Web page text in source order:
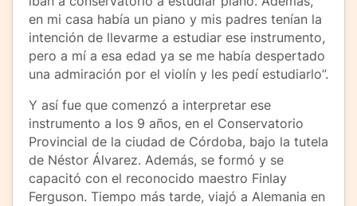
en mi casa había un piano y mis padres tenían la
intención de llevarme a estudiar ese instrumento,
pero a mí a esa edad ya se me había despertado
una admiración por el violín y les pedí estudiarlo”.
Y así fue que comenzó a interpretar ese
instrumento a los 9 años, en el Conservatorio
Provincial de la ciudad de Córdoba, bajo la tutela
de Néstor Álvarez. Además, se formó y se
capacitó con el reconocido maestro Finlay
Ferguson. Tiempo más tarde, viajó a Alemania en